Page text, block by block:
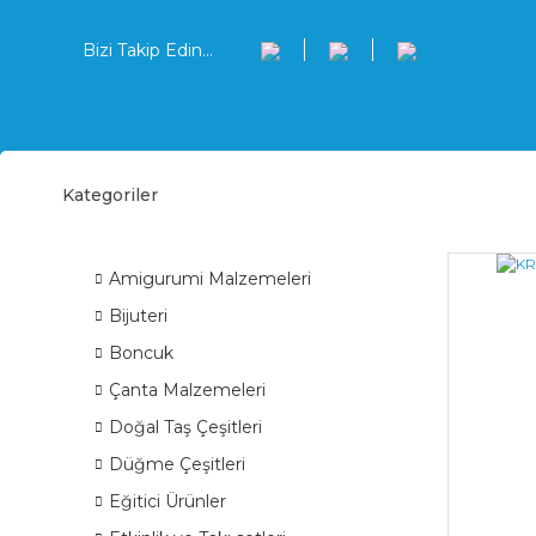
Bizi Takip Edin...
Kategoriler
ÜRÜN GRUPLARI
Amigurumi Malzemeleri
Bijuteri
Boncuk
Çanta Malzemeleri
Doğal Taş Çeşitleri
Düğme Çeşitleri
Eğitici Ürünler